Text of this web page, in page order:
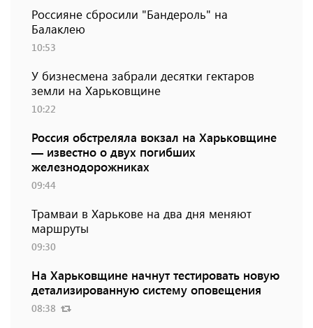
Россияне сбросили "Бандероль" на
Балаклею
10:53
У бизнесмена забрали десятки гектаров
земли на Харьковщине
10:22
Россия обстреляла вокзал на Харьковщине
— известно о двух погибших
железнодорожниках
09:44
Трамваи в Харькове на два дня меняют
маршруты
09:30
На Харьковщине начнут тестировать новую
детализированную систему оповещения
08:38